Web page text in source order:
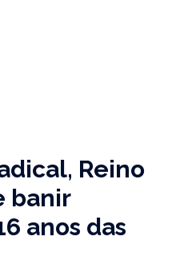
Reino
banir
anos das